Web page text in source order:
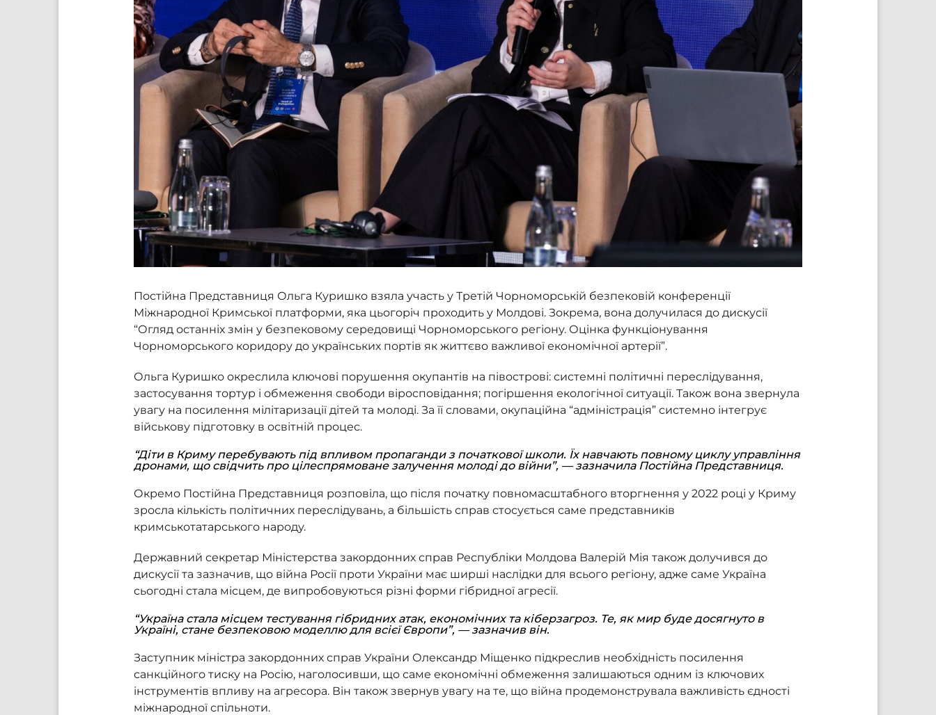
Постійна Представниця Ольга Куришко взяла участь у Третій Чорноморській безпековій конференції
Міжнародної Кримської платформи, яка цьогоріч проходить у Молдові. Зокрема, вона долучилася до дискусії
“Огляд останніх змін у безпековому середовищі Чорноморського регіону. Оцінка функціонування
Чорноморського коридору до українських портів як життєво важливої економічної артерії”.
Ольга Куришко окреслила ключові порушення окупантів на півострові: системні політичні переслідування,
застосування тортур і обмеження свободи віросповідання; погіршення екологічної ситуації. Також вона звернула
увагу на посилення мілітаризації дітей та молоді. За її словами, окупаційна “адміністрація” системно інтегрує
військову підготовку в освітній процес.
“Діти в Криму перебувають під впливом пропаганди з початкової школи. Їх навчають повному циклу управління
дронами, що свідчить про цілеспрямоване залучення молоді до війни”, — зазначила Постійна Представниця.
Окремо Постійна Представниця розповіла, що після початку повномасштабного вторгнення у 2022 році у Криму
зросла кількість політичних переслідувань, а більшість справ стосується саме представників
кримськотатарського народу.
Державний секретар Міністерства закордонних справ Республіки Молдова Валерій Мія також долучився до
дискусії та зазначив, що війна Росії проти України має ширші наслідки для всього регіону, адже саме Україна
сьогодні стала місцем, де випробовуються різні форми гібридної агресії.
“Україна стала місцем тестування гібридних атак, економічних та кіберзагроз. Те, як мир буде досягнуто в
Україні, стане безпековою моделлю для всієї Європи”, — зазначив він.
Заступник міністра закордонних справ України Олександр Міщенко підкреслив необхідність посилення
санкційного тиску на Росію, наголосивши, що саме економічні обмеження залишаються одним із ключових
інструментів впливу на агресора. Він також звернув увагу на те, що війна продемонструвала важливість єдності
міжнародної спільноти.